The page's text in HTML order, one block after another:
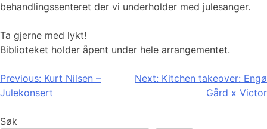
behandlingssenteret der vi underholder med julesanger.
Ta gjerne med lykt!
Biblioteket holder åpent under hele arrangementet.
Innleggsnavigasjon
Previous: Kurt Nilsen –
Julekonsert
Next: Kitchen takeover: Engø
Gård x Victor
Søk